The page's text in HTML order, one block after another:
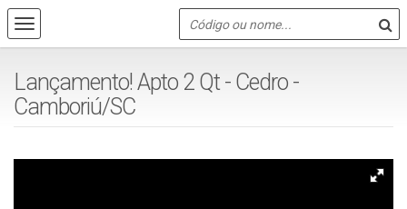
Lançamento! Apto 2 Qt - Cedro -
Camboriú/SC